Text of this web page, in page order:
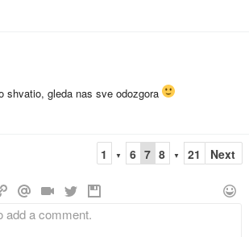
shvatio, gleda nas sve odozgora
1 ▼ 6 7 8 ▼ 21 Next